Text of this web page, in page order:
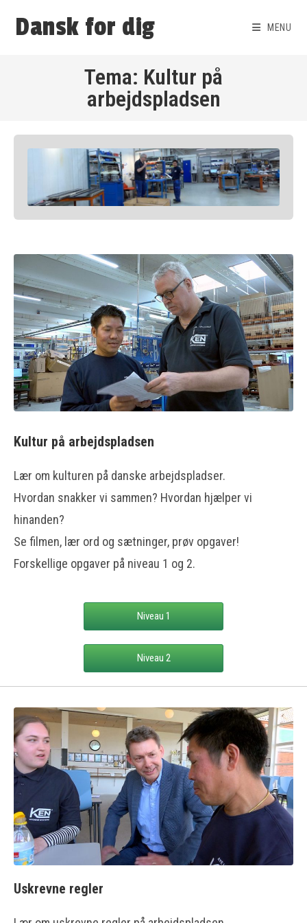
Dansk for dig MENU
Tema: Kultur på
arbejdspladsen
Kultur på arbejdspladsen
Lær om kulturen på danske arbejdspladser.
Hvordan snakker vi sammen? Hvordan hjælper vi
hinanden?
Se filmen, lær ord og sætninger, prøv opgaver!
Forskellige opgaver på niveau 1 og 2.
Niveau 1
Niveau 2
Uskrevne regler